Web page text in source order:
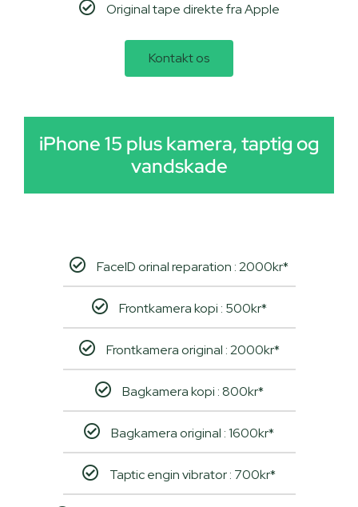
Original tape direkte fra Apple
Kontakt os
iPhone 15 plus kamera, taptig og
vandskade
FaceID orinal reparation : 2000kr*
Frontkamera kopi : 500kr*
Frontkamera original : 2000kr*
Bagkamera kopi : 800kr*
Bagkamera original : 1600kr*
Taptic engin vibrator : 700kr*